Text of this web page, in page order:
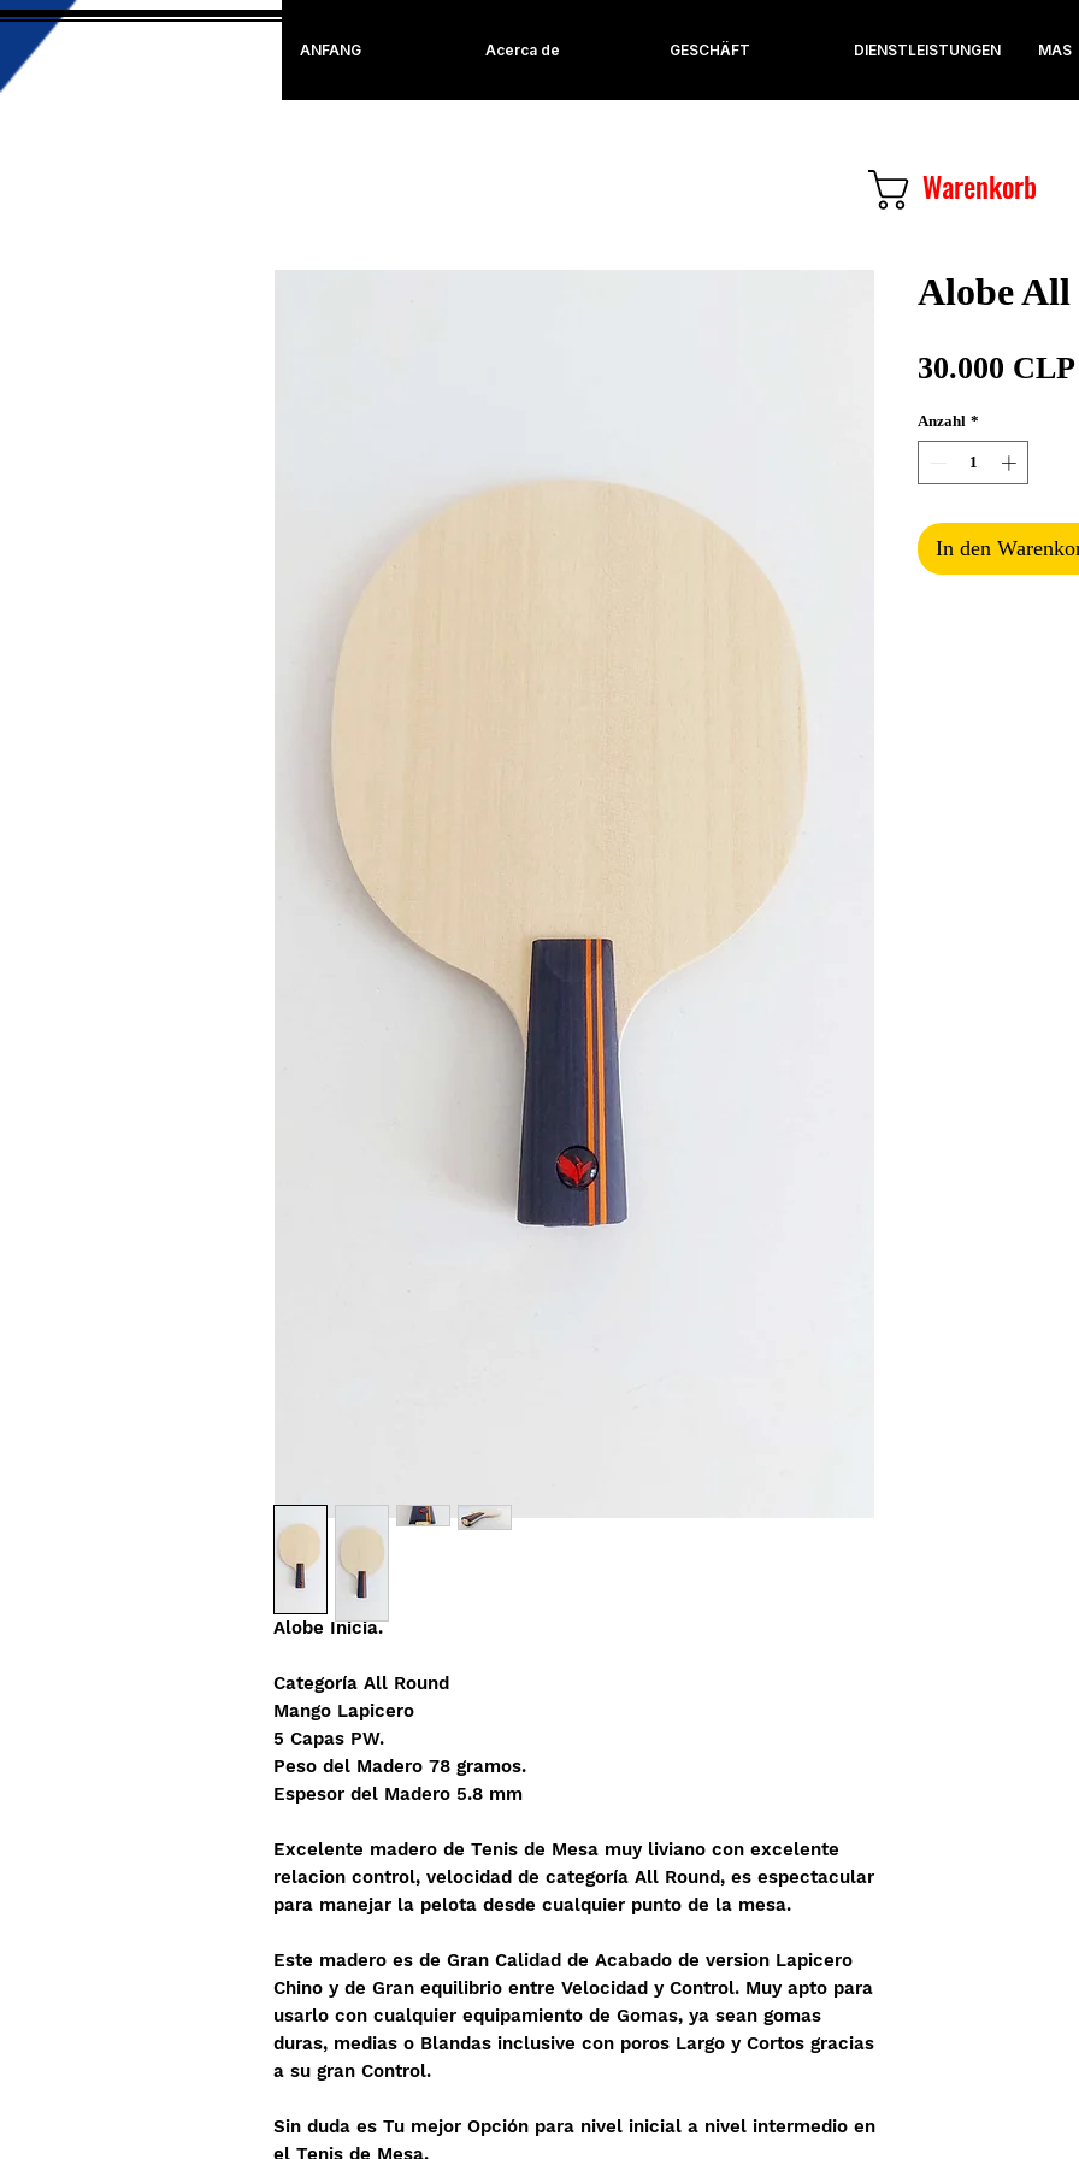
ANFANG Acerca de GESCHÄFT DIENSTLEISTUNGEN MAS
Alobe Inicia.
Categoría All Round
Mango Lapicero
5 Capas PW.
Peso del Madero 78 gramos.
Espesor del Madero 5.8 mm
Excelente madero de Tenis de Mesa muy liviano con excelente
relacion control, velocidad de categoría All Round, es espectacular
para manejar la pelota desde cualquier punto de la mesa.
Este madero es de Gran Calidad de Acabado de version Lapicero
Chino y de Gran equilibrio entre Velocidad y Control. Muy apto para
usarlo con cualquier equipamiento de Gomas, ya sean gomas
duras, medias o Blandas inclusive con poros Largo y Cortos gracias
a su gran Control.
Sin duda es Tu mejor Opción para nivel inicial a nivel intermedio en
el Tenis de Mesa.
Alobe All
30.000 CLP
Anzahl *
In den
Warenkorb